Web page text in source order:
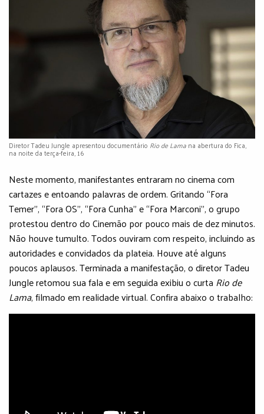
Diretor Tadeu Jungle apresentou documentário Rio de Lama na abertura do Fica,
na noite da terça-feira, 16
Neste momento, manifestantes entraram no cinema com
cartazes e entoando palavras de ordem. Gritando “Fora
Temer”, “Fora OS”, “Fora Cunha” e “Fora Marconi”, o grupo
protestou dentro do Cinemão por pouco mais de dez minutos.
Não houve tumulto. Todos ouviram com respeito, incluindo as
autoridades e convidados da plateia. Houve até alguns
poucos aplausos. Terminada a manifestação, o diretor Tadeu
Jungle retomou sua fala e em seguida exibiu o curta Rio de
Lama, filmado em realidade virtual. Confira abaixo o trabalho: